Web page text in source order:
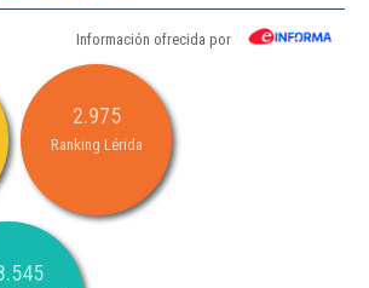
Información ofrecida por
2.975
Ranking Lérida